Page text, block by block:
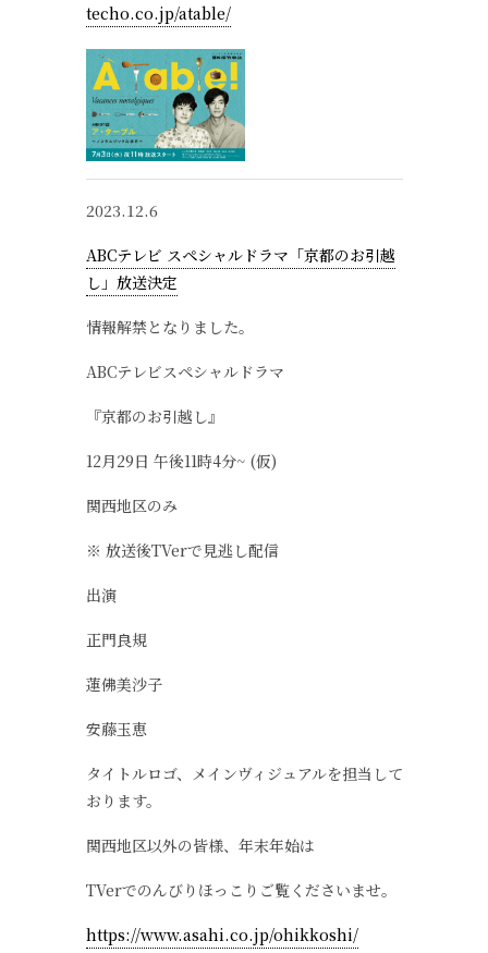
techo.co.jp/atable/
2023.12.6
ABCテレビ スペシャルドラマ「京都のお引越
し」放送決定
情報解禁となりました。
ABCテレビスペシャルドラマ
『京都のお引越し』
12月29日 午後11時4分~ (仮)
関西地区のみ
※ 放送後TVerで見逃し配信
出演
正門良規
蓮佛美沙子
安藤玉恵
タイトルロゴ、メインヴィジュアルを担当して
おります。
関西地区以外の皆様、年末年始は
TVerでのんびりほっこりご覧くださいませ。
https://www.asahi.co.jp/ohikkoshi/